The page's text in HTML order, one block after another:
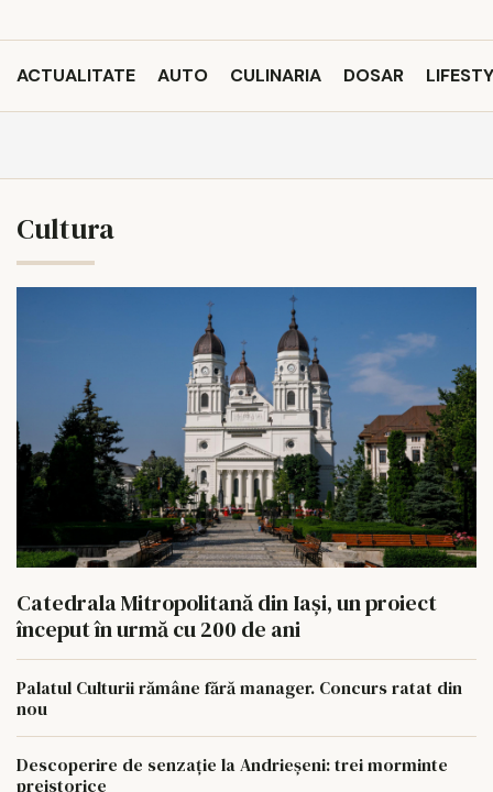
ACTUALITATE AUTO CULINARIA DOSAR
Cultura
Catedrala Mitropolitană din Iași, un proiect
început în urmă cu 200 de ani
Palatul Culturii rămâne fără manager. Concurs ratat din
nou
Descoperire de senzație la Andrieșeni: trei morminte
preistorice